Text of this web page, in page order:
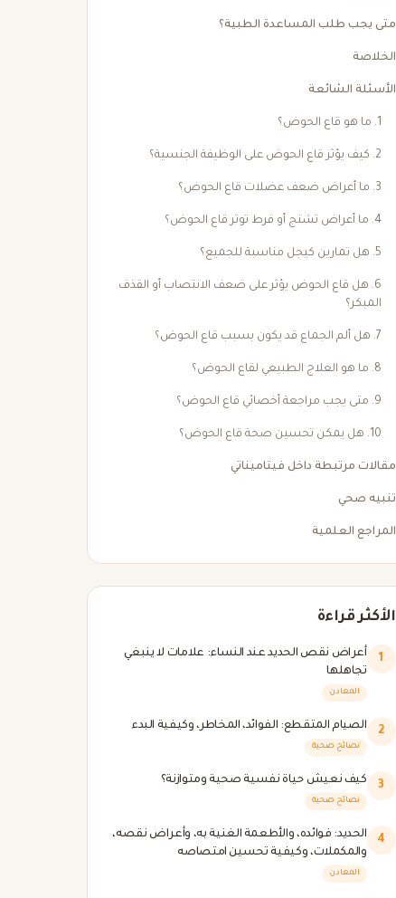
متى يجب طلب المساعدة الطبية؟
الخلاصة
الأسئلة الشائعة
1. ما هو قاع الحوض؟
2. كيف يؤثر قاع الحوض على الوظيفة الجنسية؟
3. ما أعراض ضعف عضلات قاع الحوض؟
4. ما أعراض تشنج أو فرط توتر قاع الحوض؟
5. هل تمارين كيجل مناسبة للجميع؟
6. هل قاع الحوض يؤثر على ضعف الانتصاب أو القذف
المبكر؟
7. هل ألم الجماع قد يكون بسبب قاع الحوض؟
8. ما هو العلاج الطبيعي لقاع الحوض؟
9. متى يجب مراجعة أخصائي قاع الحوض؟
10. هل يمكن تحسين صحة قاع الحوض؟
مقالات مرتبطة داخل فيتاميناتي
تنبيه صحي
المراجع العلمية
الأكثر قراءة
1
أعراض نقص الحديد عند النساء: علامات لا ينبغي
تجاهلها
المعادن
2 الصيام المتقطع: الفوائد، المخاطر، وكيفية البدء
نصائح صحية
3 كيف نعيش حياة نفسية صحية ومتوازنة؟
نصائح صحية
4
الحديد: فوائده، والأطعمة الغنية به، وأعراض نقصه،
والمكملات، وكيفية تحسين امتصاصه
المعادن